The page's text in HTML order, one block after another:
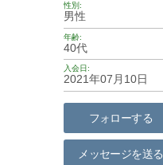
性別
男性
年齢
40代
入会日
2021年07月10日
フォローする
メッセージを送る